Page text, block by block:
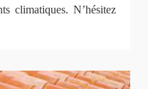
climatiques. N’hésitez